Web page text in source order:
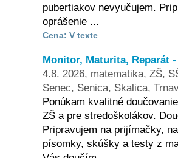
pubertiakov nevyučujem.
oprášenie ...
Cena: V texte
Monitor, Maturita, Reparát
4.8. 2026, matematika, ZŠ,
Senec, Senica, Skalica,
Ponúkam kvalitné
ZŠ a pre stredoškolákov.
Pripravujem na prijímačky,
písomky, skúšky a testy z